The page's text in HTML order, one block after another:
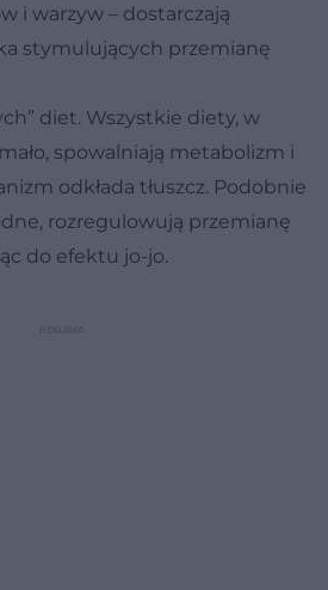
i warzyw – dostarczają
stymulujących przemianę
diet. Wszystkie diety, w
spowalniają metabolizm i
odkłada tłuszcz. Podobnie
rozregulowują przemianę
do efektu jo-jo.